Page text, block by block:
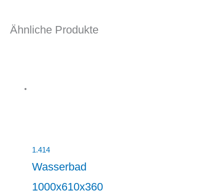
Ähnliche Produkte
1.414
Wasserbad
1000x610x360